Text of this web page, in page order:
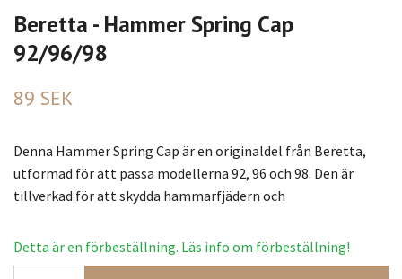
Beretta - Hammer Spring Cap
92/96/98
89 SEK
Denna Hammer Spring Cap är en originaldel från Beretta,
utformad för att passa modellerna 92, 96 och 98. Den är
tillverkad för att skydda hammarfjädern och
Detta är en förbeställning. Läs info om förbeställning!